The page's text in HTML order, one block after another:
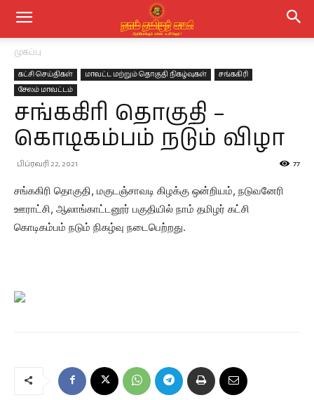
முகப்பு
கட்சி செய்திகள் மாவட்ட மற்றும் தொகுதி நிகழ்வுகள்
சங்ககிரி
சேலம் மாவட்டம்
சங்ககிரி தொகுதி –
கொடிகம்பம் நடும் விழா
பிப்ரவரி 22, 2021 77
சங்ககிரி தொகுதி, மகுடஞ்சாவடி கிழக்கு ஒன்றியம், நடுவனேரி
ஊராட்சி, ஆலாங்காட்டனூர் பகுதியில் நாம் தமிழர் கட்சி
கொடிகம்பம் நடும் நிகழ்வு நடைபெற்றது.